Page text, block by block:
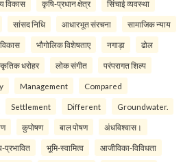
विकास कृषि-प्रधान क्षेत्र सिंचाई व्यवस्था
सांसद निधि आधारभूत संरचना सामाजिक न्याय
भौगोलिक विशेषताए नगाड़ा ढोल
धरोहर लोक संगीत परंपरागत शिल्प
Management Compared
Settlement Different Groundwater.
कुपोषण बाल पोषण अंधविश्वास।
प्रभावित भूमि-स्वामित्व आजीविका-विविधता